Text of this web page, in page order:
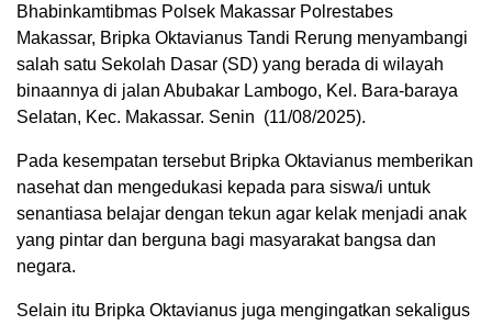
Bhabinkamtibmas Polsek Makassar Polrestabes
Makassar, Bripka Oktavianus Tandi Rerung menyambangi
salah satu Sekolah Dasar (SD) yang berada di wilayah
binaannya di jalan Abubakar Lambogo, Kel. Bara-baraya
Selatan, Kec. Makassar. Senin (11/08/2025).
Pada kesempatan tersebut Bripka Oktavianus memberikan
nasehat dan mengedukasi kepada para siswa/i untuk
senantiasa belajar dengan tekun agar kelak menjadi anak
yang pintar dan berguna bagi masyarakat bangsa dan
negara.
Selain itu Bripka Oktavianus juga mengingatkan sekaligus